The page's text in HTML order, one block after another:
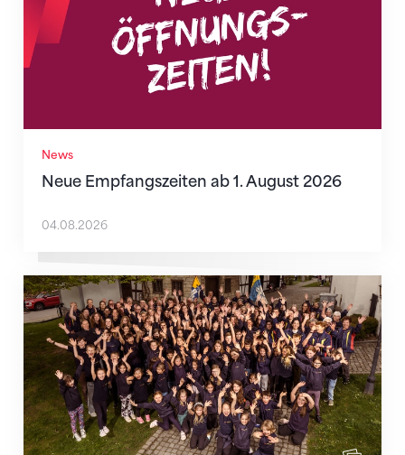
News
Neue Empfangszeiten ab 1. August 2026
04.08.2026
Wenn Mitmachen selbstverständlich ist